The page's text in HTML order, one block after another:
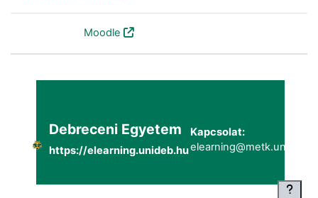
Moodle
Debreceni Egyetem
https://elearning.unideb.hu
Kapcsolat: